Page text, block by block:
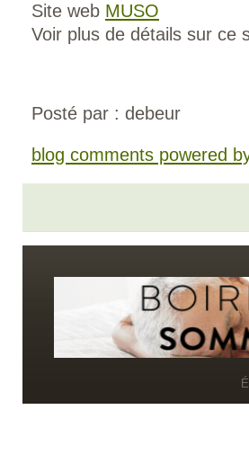
Site web MUSO
Voir plus de détails sur ce
Posté par : debeur
blog comments powered